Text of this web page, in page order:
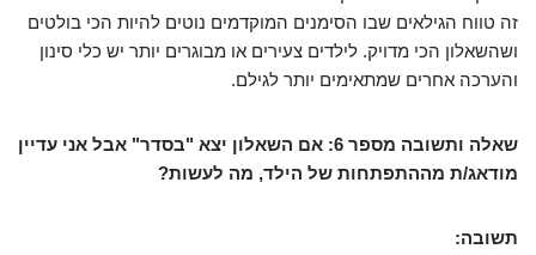
זה טווח הגילאים שבו הסימנים המוקדמים נוטים להיות הכי בולטים
ושהשאלון הכי מדויק. לילדים צעירים או מבוגרים יותר יש כלי סינון
והערכה אחרים שמתאימים יותר לגילם.
שאלה ותשובה מספר 6: אם השאלון יצא "בסדר" אבל אני עדיין
מודאג/ת מההתפתחות של הילד, מה לעשות?
תשובה: